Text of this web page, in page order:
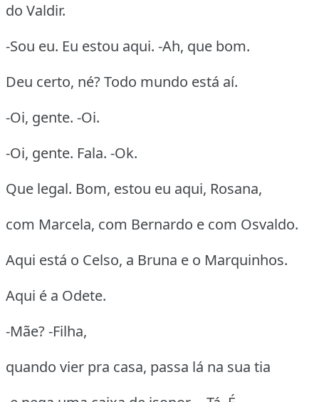
do Valdir.
-Sou eu. Eu estou aqui. -Ah, que bom.
Deu certo, né? Todo mundo está aí.
-Oi, gente. -Oi.
-Oi, gente. Fala. -Ok.
Que legal. Bom, estou eu aqui, Rosana,
com Marcela, com Bernardo e com Osvaldo.
Aqui está o Celso, a Bruna e o Marquinhos.
Aqui é a Odete.
-Mãe? -Filha,
quando vier pra casa, passa lá na sua tia